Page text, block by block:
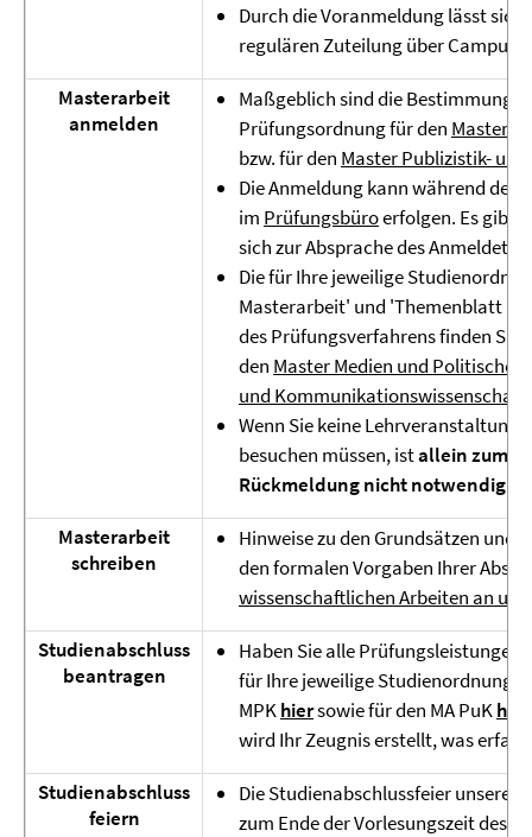
Durch die Voranmeldung lässt
regulären Zuteilung über Campus
Masterarbeit
anmelden
Maßgeblich sind die
Prüfungsordnung für den Master
bzw. für den Master Publizistik-
Die Anmeldung kann während der
im Prüfungsbüroerfolgen. Es gibt
sich zur Absprache des
Die für Ihre jeweilige
Masterarbeit' und 'Themenblatt
des Prüfungsverfahrens finden Sie
den Master Medien und Politische
und Kommunikationswissenschaft
Wenn Sie keine
besuchen müssen, istallein zum
Rückmeldung nicht notwendig.
Masterarbeit
schreiben
Hinweise zu den Grundsätzen und
den formalen Vorgaben Ihrer
wissenschaftlichen Arbeiten an
Studienabschluss
beantragen
Haben Sie alle
für Ihre jeweilige Studienordnung
MPKhiersowie für den MA PuKhier
wird Ihr Zeugnis erstellt, was
Studienabschluss
feiern
Die Studienabschlussfeier
zum Ende der Vorlesungszeit des